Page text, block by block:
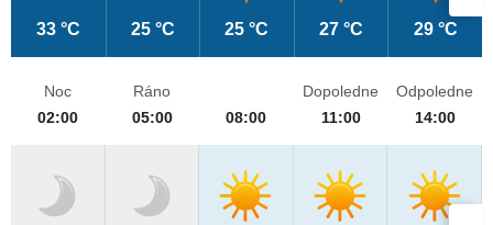
33 °C 25 °C 25 °C 27 °C 29 °C
Noc
02:00
Ráno
05:00
08:00
Dopoledne
11:00
Odpoledne
14:00